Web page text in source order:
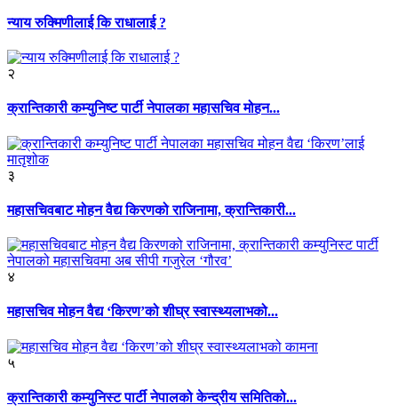
न्याय रुक्मिणीलाई कि राधालाई ?
२
क्रान्तिकारी कम्युनिष्ट पार्टी नेपालका महासचिव मोहन...
३
महासचिवबाट मोहन वैद्य किरणको राजिनामा, क्रान्तिकारी...
४
महासचिव मोहन वैद्य ‘किरण’को शीघ्र स्वास्थ्यलाभको...
५
क्रान्तिकारी कम्युनिस्ट पार्टी नेपालको केन्द्रीय समितिको...